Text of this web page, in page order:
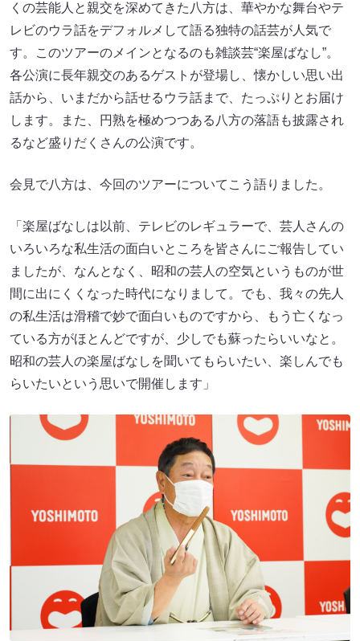
くの芸能人と親交を深めてきた八方は、華やかな舞台やテ
レビのウラ話をデフォルメして語る独特の話芸が人気で
す。このツアーのメインとなるのも雑談芸“楽屋ばなし”。
各公演に長年親交のあるゲストが登場し、懐かしい思い出
話から、いまだから話せるウラ話まで、たっぷりとお届け
します。また、円熟を極めつつある八方の落語も披露され
るなど盛りだくさんの公演です。
会見で八方は、今回のツアーについてこう語りました。
「楽屋ばなしは以前、テレビのレギュラーで、芸人さんの
いろいろな私生活の面白いところを皆さんにご報告してい
ましたが、なんとなく、昭和の芸人の空気というものが世
間に出にくくなった時代になりまして。でも、我々の先人
の私生活は滑稽で妙で面白いものですから、もう亡くなっ
ている方がほとんどですが、少しでも蘇ったらいいなと。
昭和の芸人の楽屋ばなしを聞いてもらいたい、楽しんでも
らいたいという思いで開催します」